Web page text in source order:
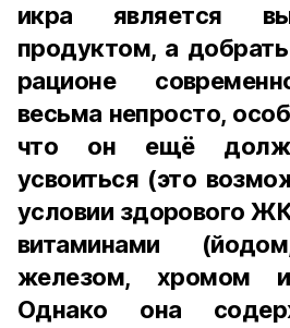
икра является
продуктом, а
рационе
весьма непросто,
что он ещё
усвоиться (это
условии здорового
витаминами
железом, хромом
Однако она